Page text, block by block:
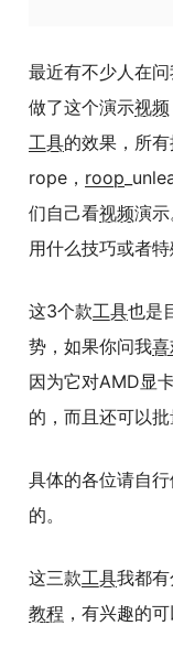
最近有不少人在
做了这个演示视频
工具的效果，所
rope， roop
们自己看视频演
用什么技巧或者特
这3个款工具也是
势，如果你问我喜
因为它对AMD显
的，而且还可以批
具体的各位请自
的。
这三款工具我都
教程 ，有兴趣的